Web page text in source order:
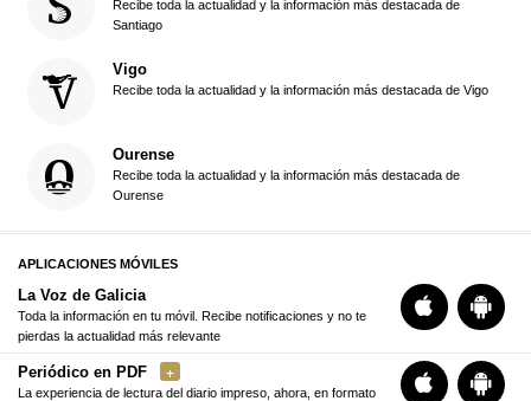
Recibe toda la actualidad y la información más destacada de
Santiago
Vigo
Recibe toda la actualidad y la información más destacada de Vigo
Ourense
Recibe toda la actualidad y la información más destacada de
Ourense
APLICACIONES MÓVILES
La Voz de Galicia
Toda la información en tu móvil. Recibe notificaciones y no te
pierdas la actualidad más relevante
Periódico en PDF
La experiencia de lectura del diario impreso, ahora, en formato